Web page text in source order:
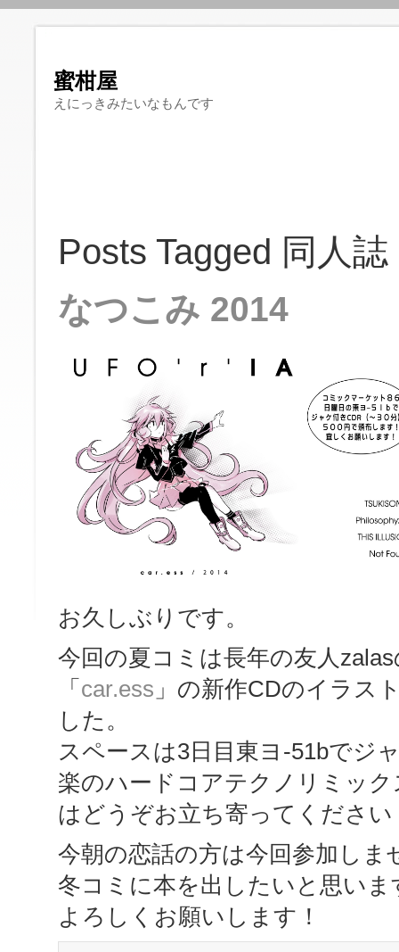
蜜柑屋
えにっきみたいなもんです
Posts Tagged 同人誌
なつこみ 2014
お久しぶりです。
今回の夏コミは長年の友人
「 car.ess 」の新作CDのイラス
した。
スペースは3日目東ヨ-51bでジ
楽のハードコアテクノリミッ
はどうぞお立ち寄ってください
今朝の恋話の方は今回参加し
冬コミに本を出したいと思いま
よろしくお願いします！